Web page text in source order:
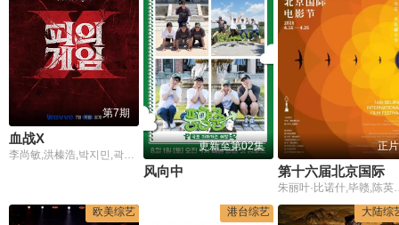
第7期
血战X
李尚敏,洪榛浩,박지민,곽범,서출구,하승진
更新至第02集
风向中
正片
朱丽叶·比诺什,
欧美综艺
港台综艺 大陆综